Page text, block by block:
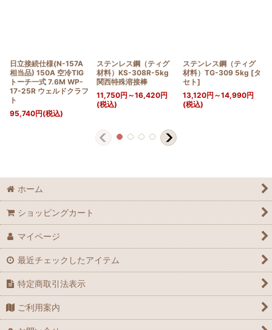
日立接続仕様(N-157A
相当品) 150A 空冷TIG
トーチ一式 7.6M WP-
17-25R ウェルドクラフ
ト
95,740円(税込)
ステンレス鋼（ティグ
材料）KS-308R-5kg
関西特殊溶接棒
11,750円 ～16,420円
(税込)
ステンレス鋼（ティグ
材料）TG-309 5kg [タ
セト]
13,120円 ～14,990円
(税込)
ホーム
ショッピングカート
マイページ
最近チェックしたアイテム
特定商取引法表示
ご利用案内